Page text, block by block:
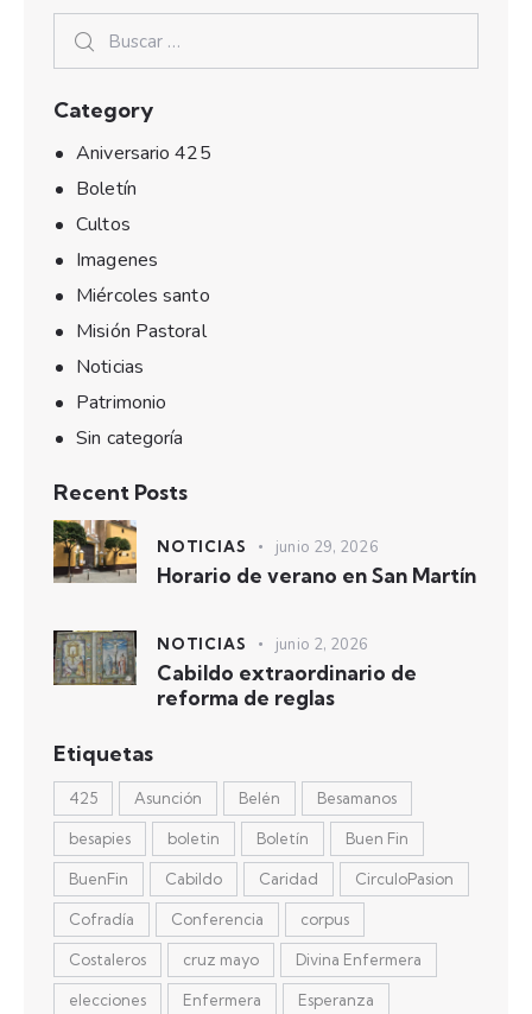
Category
Aniversario 425
Boletín
Cultos
Imagenes
Miércoles santo
Misión Pastoral
Noticias
Patrimonio
Sin categoría
Recent Posts
NOTICIAS junio 29, 2026
Horario de verano en San Martín
NOTICIAS junio 2, 2026
Cabildo extraordinario de
reforma de reglas
Etiquetas
425 Asunción Belén Besamanos
besapies boletin Boletín Buen Fin
BuenFin Cabildo Caridad CirculoPasion
Cofradía Conferencia corpus
Costaleros cruz mayo Divina Enfermera
elecciones Enfermera Esperanza